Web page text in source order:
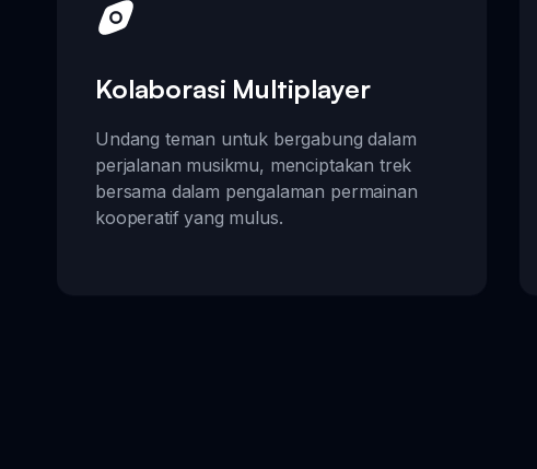
Kolaborasi Multiplayer
Undang teman untuk bergabung dalam
perjalanan musikmu, menciptakan trek
bersama dalam pengalaman permainan
kooperatif yang mulus.